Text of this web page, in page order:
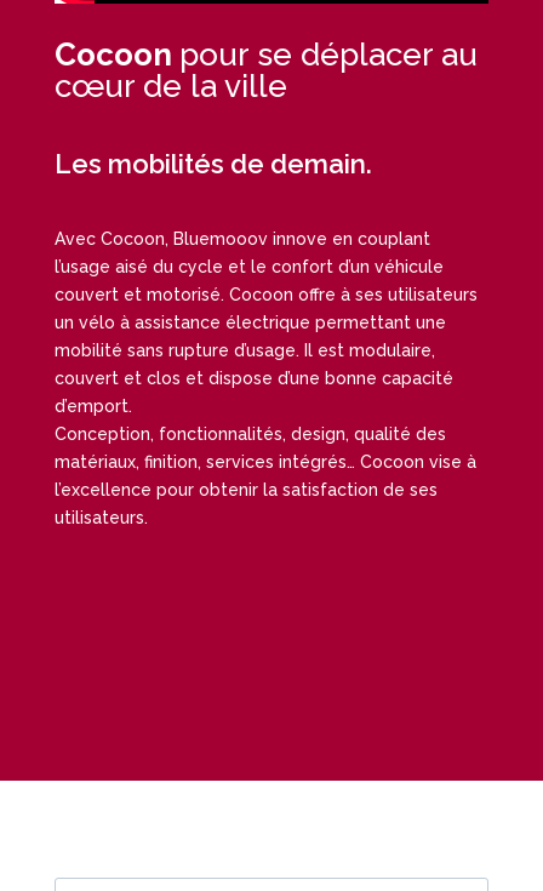
Cocoon pour se déplacer au
cœur de la ville
Les mobilités de demain.
Avec Cocoon, Bluemooov innove en couplant
l’usage aisé du cycle et le confort d’un véhicule
couvert et motorisé. Cocoon offre à ses utilisateurs
un vélo à assistance électrique permettant une
mobilité sans rupture d’usage. Il est modulaire,
couvert et clos et dispose d’une bonne capacité
d’emport.
Conception, fonctionnalités, design, qualité des
matériaux, finition, services intégrés… Cocoon vise à
l’excellence pour obtenir la satisfaction de ses
utilisateurs.